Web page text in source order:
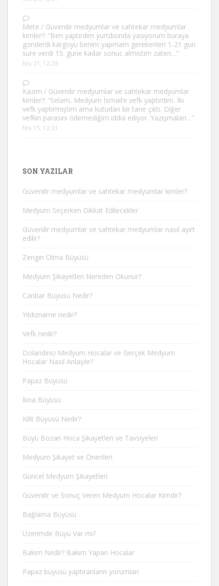
Mete / Güvenilir medyumlar ve sahtekar medyumlar
kimler?: “Ben yaptirdim yurtdisinda yasiyorum buraya
gonderdi kargoyu benim yapmam gerekenleri 1-21 gun
sure verdi 15. gune kadar sonuc almistim zaten…”
Nis 21, 12:28
Kazım / Güvenilir medyumlar ve sahtekar medyumlar
kimler?: “Selam, Medyum İsmail’e vefk yaptırdım. İki
vefk yaptırmıştım ama kutudan bir tane çıktı. Diğer
vefkin parasını ödemediğim iddia ediyor. Yazışmaları…”
Nis 15, 12:31
SON YAZILAR
Güvenilir medyumlar ve sahtekar medyumlar kimler?
Medyum Seçerken Dikkat Edilecekler
Güvenilir medyumlar ve sahtekar medyumlar nasıl ayırt
edilir?
Zengin Olma Büyüsü
Medyum Şikayetleri Nereden Okunur?
Canbar Büyüsü Nedir?
Yıldızname nedir?
Vefk nedir?
Dolandırıcı Medyum Hocalar ve Gerçek Medyum
Hocalar Nasıl Anlaşılır?
Papaz Büyüsü
İkna Büyüsü
Kilit Büyüsü Nedir?
Büyü Bozan Hoca Şikayetleri ve Tavsiyeleri
Medyum Şikayet ve Önerileri
Güncel Medyum Şikayetleri
Güvenilir ve Sonuç Veren Medyum Hocalar Kimdir?
Bağlama Büyüsü
Üzerimde Büyü Var mı?
Bakım Nedir? Bakım Yapan Hocalar
Papaz büyüsü yaptıranların yorumları